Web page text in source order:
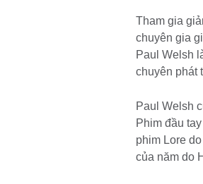
Tham gia
chuyên gia
Paul Welsh
chuyên phát
Paul Welsh
Phim đầu
phim Lore
của năm do